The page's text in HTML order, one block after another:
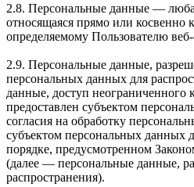
2.8. Персональные данные —
относящаяся прямо или косвенно
определяемому Пользователю
2.9. Персональные данные,
персональных данных для
данные, доступ неограниченного
предоставлен субъектом
согласия на обработку
субъектом персональных данных
порядке, предусмотренном
(далее — персональные данные,
распространения).